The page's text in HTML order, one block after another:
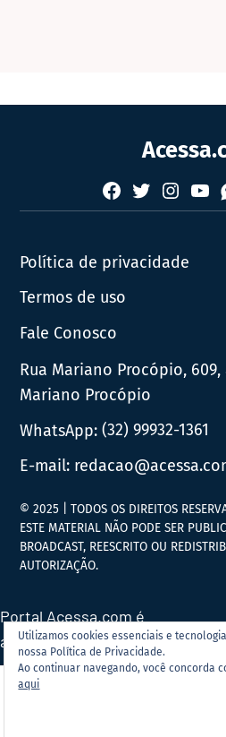
Facebook
Twitter
Política de privacidade
Termos de uso
Fale Conosco
Rua Mariano Procópio,
Mariano Procópio
WhatsApp:(32) 99932-1361
E-mail:
Utilizamos cookies essenciais e
nossa Política de Privacidade.
Ao continuar navegando, você concorda
aqui
© 2025 | TODOS OS DIREITOS
ESTE MATERIAL NÃO PODE SER
BROADCAST, REESCRITO OU
AUTORIZAÇÃO.
Portal Acessa.com é
associado ao